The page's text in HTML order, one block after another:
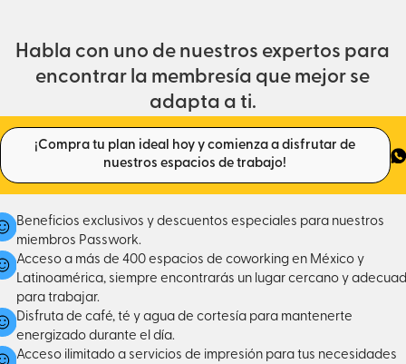
Habla con uno de nuestros expertos para
encontrar la membresía que mejor se
adapta a ti.
¡Compra tu plan ideal hoy y comienza a disfrutar de
nuestros espacios de trabajo!
Beneficios exclusivos y descuentos especiales para nuestros
miembros Passwork.
Acceso a más de 400 espacios de coworking en México y
Latinoamérica, siempre encontrarás un lugar cercano y
para trabajar.
Disfruta de café, té y agua de cortesía para mantenerte
energizado durante el día.
Acceso ilimitado a servicios de impresión para tus necesidades